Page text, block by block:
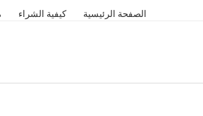
الصفحة الرئيسية كيفية الشراء